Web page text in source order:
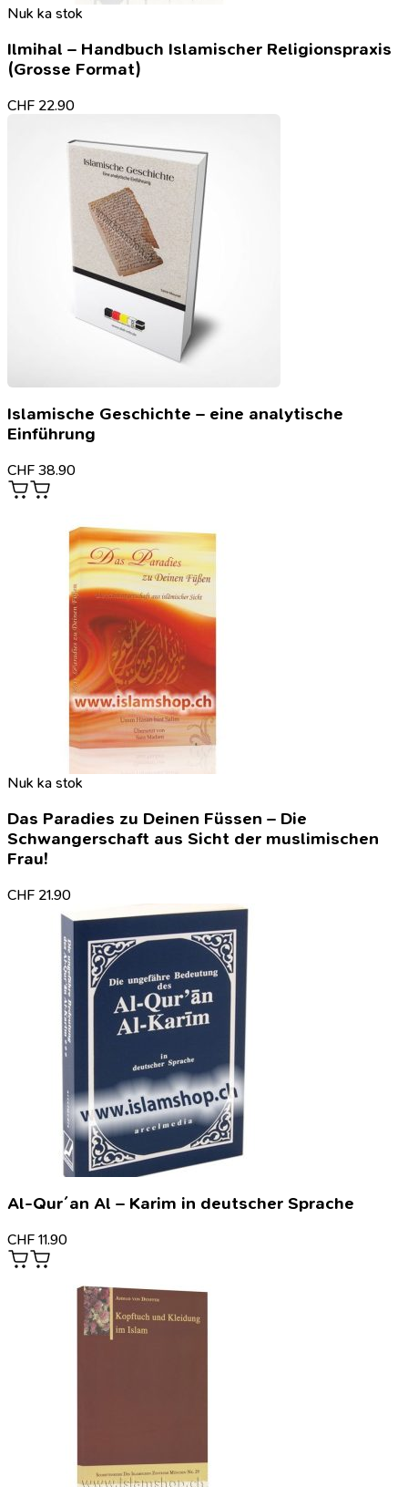
Nuk ka stok
Ilmihal – Handbuch Islamischer Religionspraxis
(Grosse Format)
CHF 22.90
Islamische Geschichte – eine analytische
Einführung
CHF 38.90
Nuk ka stok
Das Paradies zu Deinen Füssen – Die
Schwangerschaft aus Sicht der muslimischen
Frau!
CHF 21.90
Al-Qur´an Al – Karim in deutscher Sprache
CHF 11.90